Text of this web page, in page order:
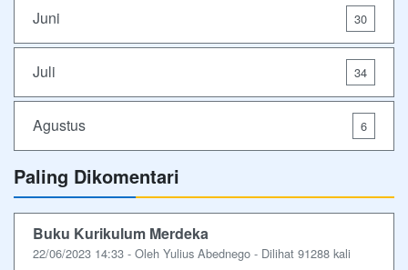
Juni 30
Juli 34
Agustus 6
Paling Dikomentari
Buku Kurikulum Merdeka
22/06/2023 14:33 - Oleh Yulius Abednego - Dilihat 91288 kali